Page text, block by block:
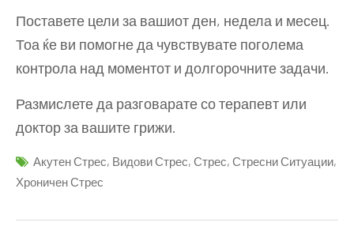
Поставете цели за вашиот ден, недела и месец.
Тоа ќе ви помогне да чувствувате поголема
контрола над моментот и долгорочните задачи.
Размислете да разговарате со терапевт или
доктор за вашите грижи.
Акутен Стрес, Видови Стрес, Стрес, Стресни Ситуации,
Хроничен Стрес